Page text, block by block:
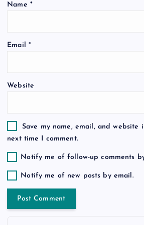
i
o
Name *
Email *
Website
Save my name, email, and website
next time I comment.
Notify me of follow-up comments
Notify me of new posts by email.